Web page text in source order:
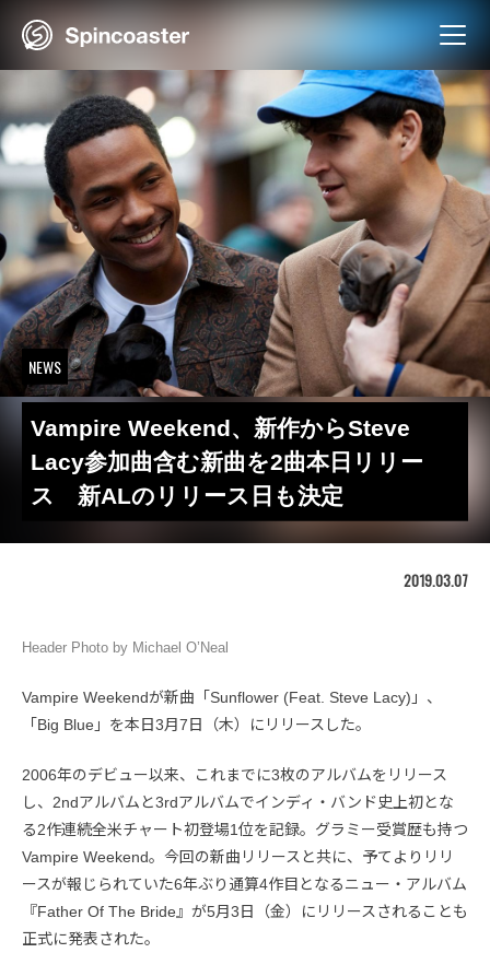
NEWS
Vampire Weekend、新作からSteve
Lacy参加曲含む新曲を2曲本日リリー
ス 新ALのリリース日も決定
2019.03.07
Header Photo by Michael O’Neal
Vampire Weekendが新曲「Sunflower (Feat. Steve Lacy)」、
「Big Blue」を本日3月7日（木）にリリースした。
2006年のデビュー以来、これまでに3枚のアルバムをリリース
し、2ndアルバムと3rdアルバムでインディ・バンド史上初とな
る2作連続全米チャート初登場1位を記録。グラミー受賞歴も持つ
Vampire Weekend。今回の新曲リリースと共に、予てよりリリ
ースが報じられていた6年ぶり通算4作目となるニュー・アルバム
『Father Of The Bride』が5月3日（金）にリリースされることも
正式に発表された。